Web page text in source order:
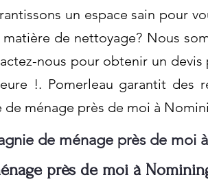
un espace sain pour
de nettoyage? Nous
nous pour obtenir un
!. Pomerleau garantit des
ménage près de moi à
de ménage près de moi
près de moi à